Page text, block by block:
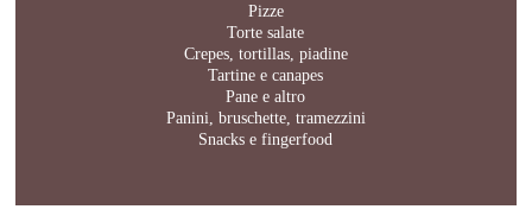
Pizze
Torte salate
Crepes, tortillas, piadine
Tartine e canapes
Pane e altro
Panini, bruschette, tramezzini
Snacks e fingerfood